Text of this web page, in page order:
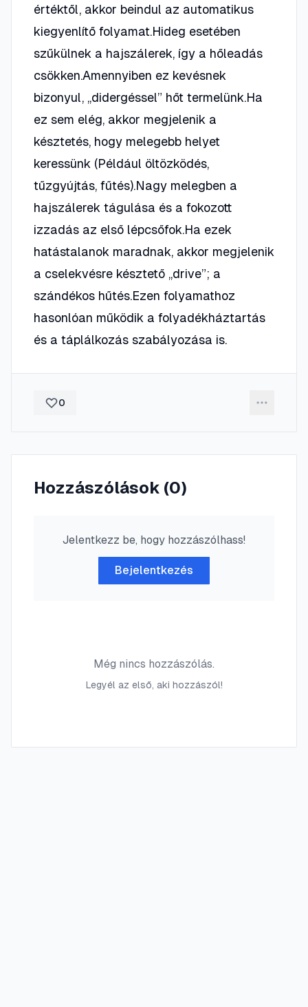
értéktől, akkor beindul az automatikus
kiegyenlítő folyamat.Hideg esetében
szűkülnek a hajszálerek, így a hőleadás
csökken.Amennyiben ez kevésnek
bizonyul, „didergéssel” hőt termelünk.Ha
ez sem elég, akkor megjelenik a
késztetés, hogy melegebb helyet
keressünk (Például öltözködés,
tűzgyújtás, fűtés).Nagy melegben a
hajszálerek tágulása és a fokozott
izzadás az első lépcsőfok.Ha ezek
hatástalanok maradnak, akkor megjelenik
a cselekvésre késztető „drive”; a
szándékos hűtés.Ezen folyamathoz
hasonlóan működik a folyadékháztartás
és a táplálkozás szabályozása is.
0
Hozzászólások (0)
Jelentkezz be, hogy hozzászólhass!
Bejelentkezés
Még nincs hozzászólás.
Legyél az első, aki hozzászól!